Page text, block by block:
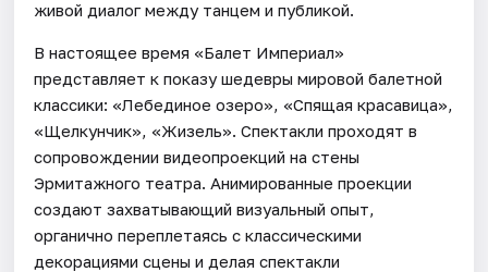
живой диалог между танцем и публикой.
В настоящее время «Балет Империал»
представляет к показу шедевры мировой балетной
классики: «Лебединое озеро», «Спящая красавица»,
«Щелкунчик», «Жизель». Спектакли проходят в
сопровождении видеопроекций на стены
Эрмитажного театра. Анимированные проекции
создают захватывающий визуальный опыт,
органично переплетаясь с классическими
декорациями сцены и делая спектакли